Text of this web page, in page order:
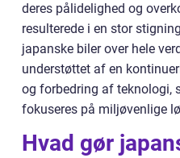
deres pålidelighed og
resulterede i en stor
japanske biler over hele
understøttet af en
og forbedring af teknologi,
fokuseres på miljøvenlige
Hvad gør